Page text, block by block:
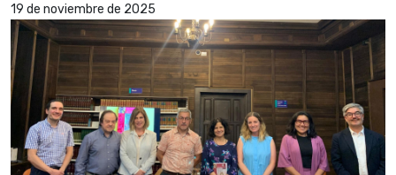
19 de noviembre de 2025